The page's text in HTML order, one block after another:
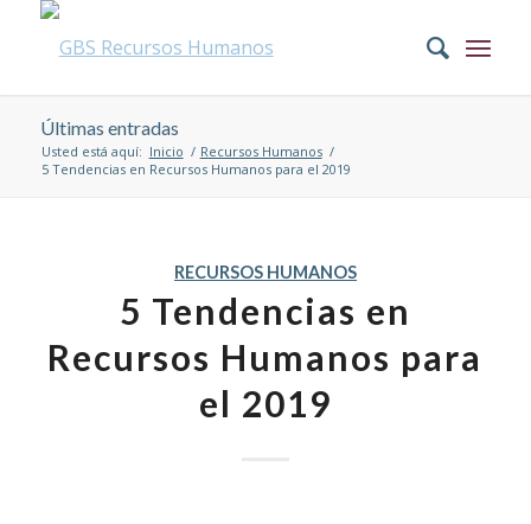
Últimas entradas
Usted está aquí: Inicio / Recursos Humanos /
5 Tendencias en Recursos Humanos para el 2019
RECURSOS HUMANOS
5 Tendencias en
Recursos Humanos para
el 2019